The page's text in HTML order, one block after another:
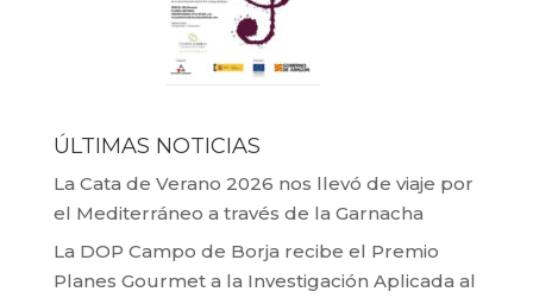
ÚLTIMAS NOTICIAS
La Cata de Verano 2026 nos llevó de viaje por
el Mediterráneo a través de la Garnacha
La DOP Campo de Borja recibe el Premio
Planes Gourmet a la Investigación Aplicada al